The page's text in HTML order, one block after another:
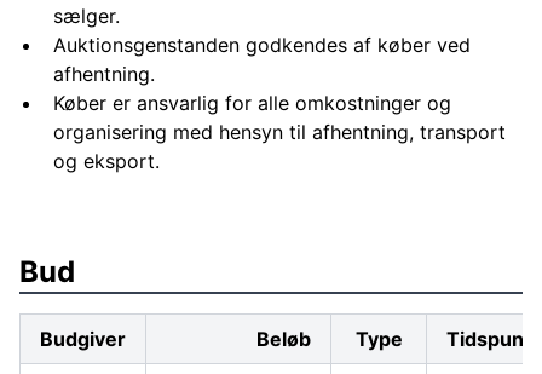
sælger.
Auktionsgenstanden godkendes af køber ved
afhentning.
Køber er ansvarlig for alle omkostninger og
organisering med hensyn til afhentning, transport
og eksport.
Bud
Budgiver Beløb Type Tidspunkt